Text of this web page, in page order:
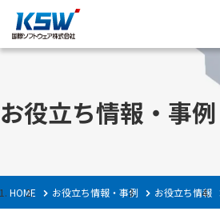
お役立ち情報・事例
HOME お役立ち情報・事例 お役立ち情報